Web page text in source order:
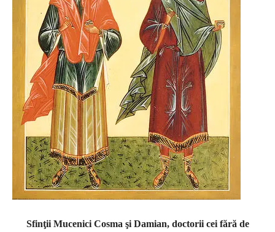
Sfinţii Mucenici Cosma şi Damian, doctorii cei fără de